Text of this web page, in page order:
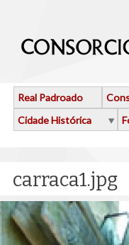
Real Padroado
Cidade Histórica
carraca1.jpg